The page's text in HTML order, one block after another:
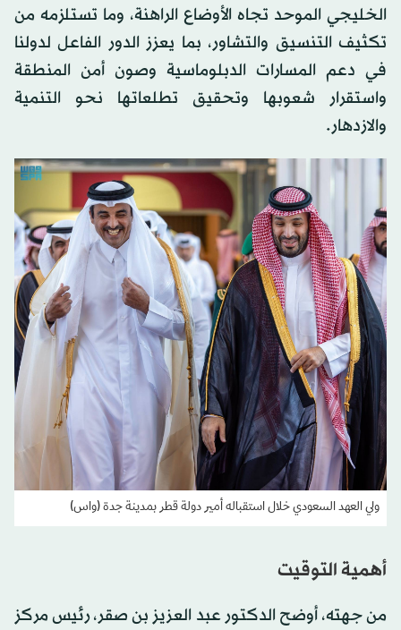
الخليجي الموحد تجاه الأوضاع الراهنة، وما تستلزمه من
تكثيف التنسيق والتشاور، بما يعزز الدور الفاعل لدولنا
في دعم المسارات الدبلوماسية وصون أمن المنطقة
واستقرار شعوبها وتحقيق تطلعاتها نحو التنمية
والازدهار.
ولي العهد السعودي خلال استقباله أمير دولة قطر بمدينة جدة (واس)
أهمية التوقيت
من جهته، أوضح الدكتور عبد العزيز بن صقر، رئيس مركز